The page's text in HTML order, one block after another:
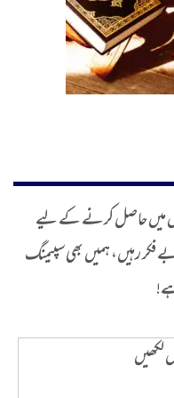
میں حاصل کرنے کے لیے
فکر رہیں، ہمیں بھی سپیمنگ
لکھیں